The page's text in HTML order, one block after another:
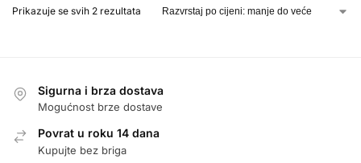
Prikazuje se svih 2 rezultata
Sigurna i brza dostava
Mogućnost brze dostave
Povrat u roku 14 dana
Kupujte bez briga